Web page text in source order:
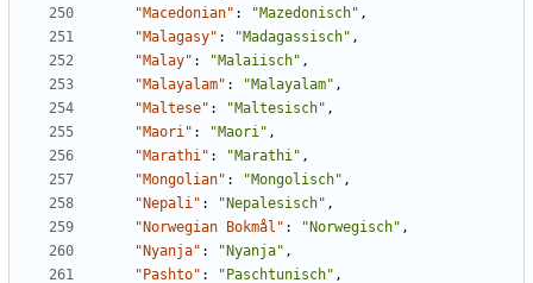
"Macedonian" : "Mazedonisch" ,
"Malagasy" : "Madagassisch" ,
"Malay" : "Malaiisch" ,
"Malayalam" : "Malayalam" ,
"Maltese" : "Maltesisch" ,
"Maori" : "Maori" ,
"Marathi" : "Marathi" ,
"Mongolian" : "Mongolisch" ,
"Nepali" : "Nepalesisch" ,
"Norwegian Bokmål" : "Norwegisch" ,
"Nyanja" : "Nyanja" ,
"Pashto" : "Paschtunisch" ,